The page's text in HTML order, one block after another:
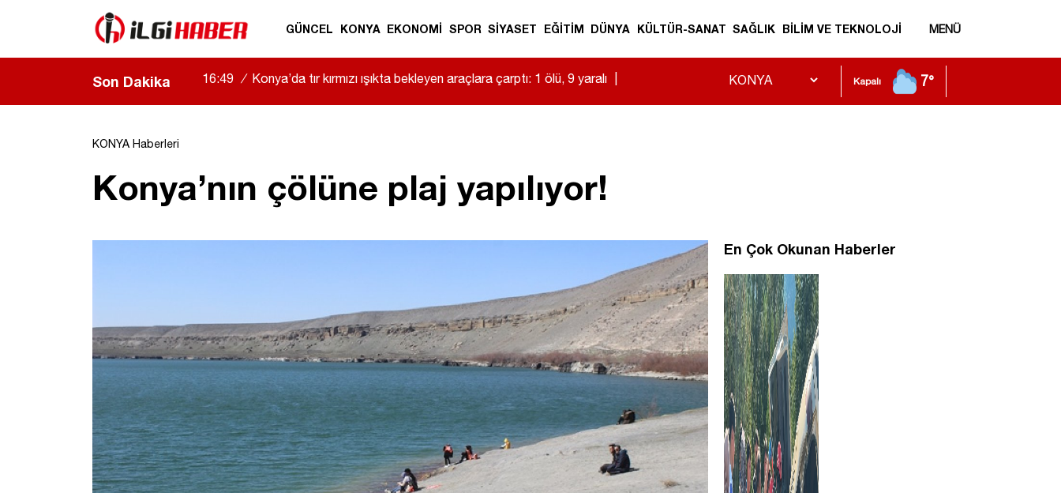
GÜNCEL KONYA EKONOMİ SPOR SİYASET EĞİTİM DÜNYA KÜLTÜR-SANAT SAĞLIK BİLİM VE TEKNOLOJİ MENÜ
Son Dakika 16:49 / Konya’da tır kırmızı ışıkta bekleyen araçlara çarptı: 1 ölü, 9 yaralı Kapalı 7°
KONYA Haberleri
Konya’nın çölüne plaj yapılıyor!
En Çok Okunan Haberler